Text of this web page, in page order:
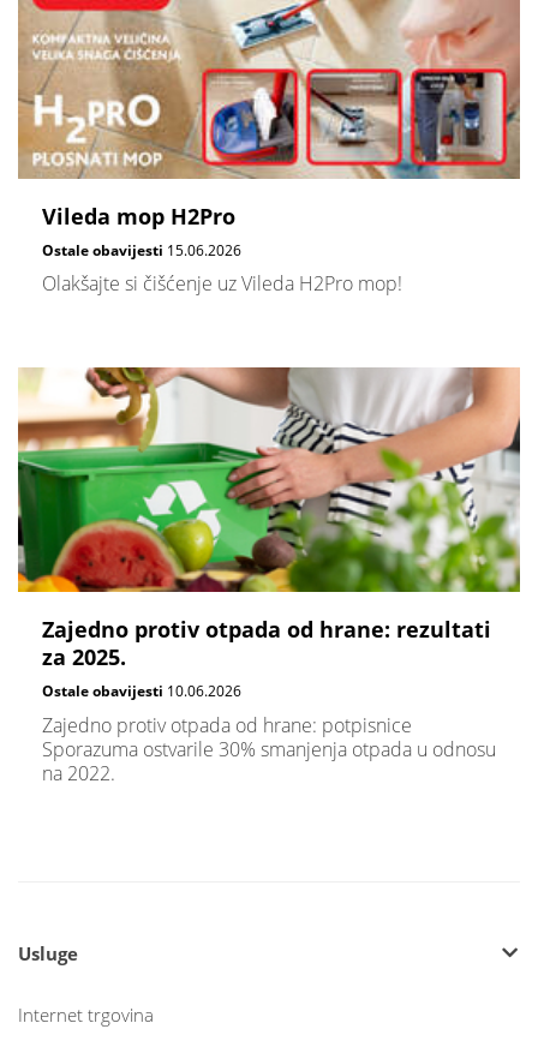
Vileda mop H2Pro
Ostale obavijesti 15.06.2026
Olakšajte si čišćenje uz Vileda H2Pro mop!
Zajedno protiv otpada od hrane: rezultati
za 2025.
Ostale obavijesti 10.06.2026
Zajedno protiv otpada od hrane: potpisnice
Sporazuma ostvarile 30% smanjenja otpada u odnosu
na 2022.
Usluge
Internet trgovina